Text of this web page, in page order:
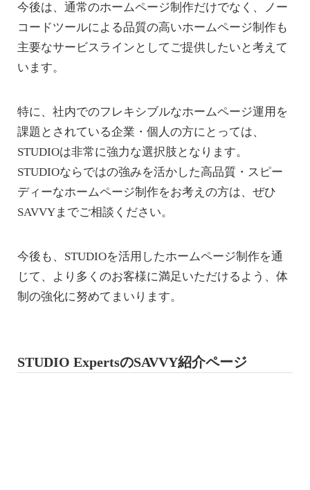
今後は、通常のホームページ制作だけでなく、ノー
コードツールによる品質の高いホームページ制作も
主要なサービスラインとしてご提供したいと考えて
います。
特に、社内でのフレキシブルなホームページ運用を
課題とされている企業・個人の方にとっては、
STUDIOは非常に強力な選択肢となります。
STUDIOならではの強みを活かした高品質・スピー
ディーなホームページ制作をお考えの方は、ぜひ
SAVVYまでご相談ください。
今後も、STUDIOを活用したホームページ制作を通
じて、より多くのお客様に満足いただけるよう、体
制の強化に努めてまいります。
STUDIO ExpertsのSAVVY紹介ページ